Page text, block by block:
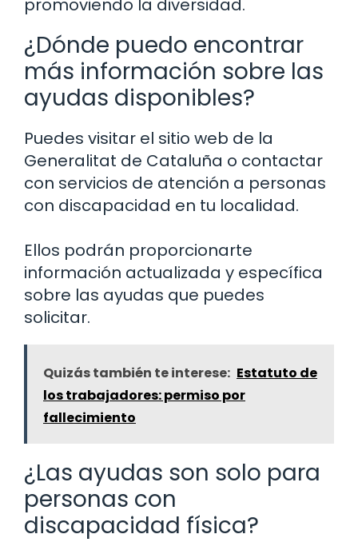
promoviendo la diversidad.
¿Dónde puedo encontrar
más información sobre las
ayudas disponibles?
Puedes visitar el sitio web de la
Generalitat de Cataluña o contactar
con servicios de atención a personas
con discapacidad en tu localidad.
Ellos podrán proporcionarte
información actualizada y específica
sobre las ayudas que puedes
solicitar.
Quizás también te interese: Estatuto de
los trabajadores: permiso por
fallecimiento
¿Las ayudas son solo para
personas con
discapacidad física?